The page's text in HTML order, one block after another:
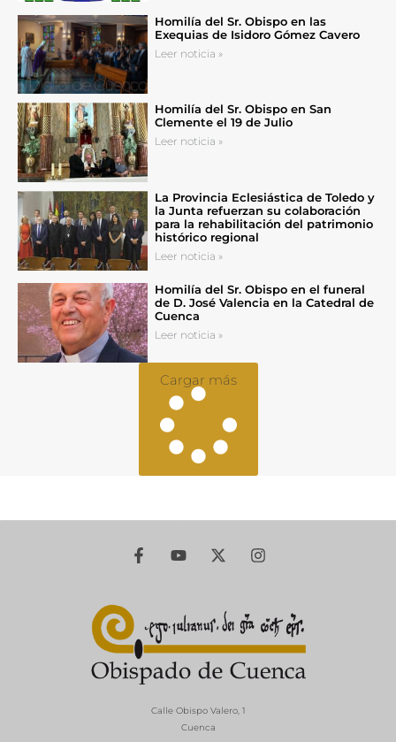
Homilía del Sr. Obispo en las
Exequias de Isidoro Gómez Cavero
Leer noticia »
Homilía del Sr. Obispo en San
Clemente el 19 de Julio
Leer noticia »
La Provincia Eclesiástica de Toledo y
la Junta refuerzan su colaboración
para la rehabilitación del patrimonio
histórico regional
Leer noticia »
Homilía del Sr. Obispo en el funeral
de D. José Valencia en la Catedral de
Cuenca
Leer noticia »
Cargar más
Calle Obispo Valero, 1
Cuenca